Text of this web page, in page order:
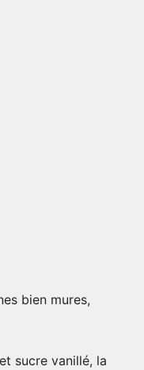
bien mures,
sucre vanillé, la